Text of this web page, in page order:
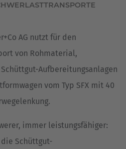
AG nutzt für den
von Rohmaterial,
Aufbereitungsanlagen
vom Typ SFX mit 40
immer leistungsfähiger:
Schüttgut-